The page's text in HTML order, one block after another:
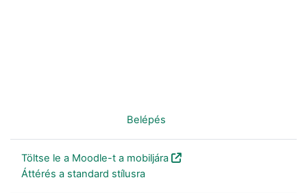
Belépés
Töltse le a Moodle-t a mobiljára
Áttérés a standard stílusra